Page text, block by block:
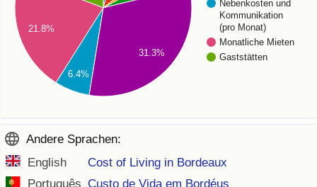
Nebenkosten und
Kommunikation
(pro Monat)
Monatliche Mieten
Gaststätten
21.8%
6.4%
31.3%
Andere Sprachen:
English
Cost of Living in Bordeaux
Português Custo de Vida em Bordéus